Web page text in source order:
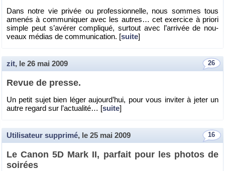
Dans notre vie pri­vée ou pro­fes­sion­nelle, nous sommes tous
ame­nés à com­mu­ni­quer avec les autres… cet exer­cice à priori
simple peut s’avé­rer com­pli­qué, sur­tout avec l’ar­ri­vée de nou­
veaux mé­dias de com­mu­ni­ca­tion. [suite]
26
zit, le 26 mai 2009
Revue de presse.
Un petit sujet bien léger au­jour­d’hui, pour vous in­vi­ter à jeter un
autre re­gard sur l’ac­tua­lité… [suite]
16
Utilisateur supprimé, le 25 mai 2009
Le Canon 5D Mark II, par­fait pour les pho­tos de
soi­rées